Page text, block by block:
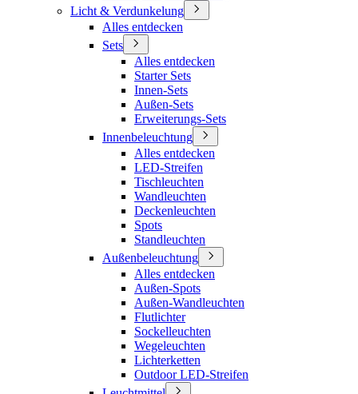
Licht & Verdunkelung
Alles entdecken
Sets
Alles entdecken
Starter Sets
Innen-Sets
Außen-Sets
Erweiterungs-Sets
Innenbeleuchtung
Alles entdecken
LED-Streifen
Tischleuchten
Wandleuchten
Deckenleuchten
Spots
Standleuchten
Außenbeleuchtung
Alles entdecken
Außen-Spots
Außen-Wandleuchten
Flutlichter
Sockelleuchten
Wegeleuchten
Lichterketten
Outdoor LED-Streifen